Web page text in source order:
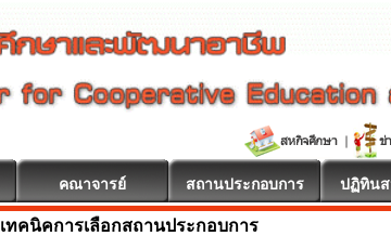
คณาจารย์ สถานประกอบการ ปฏิทินส
เทคนิคการเลือกสถานประกอบการ